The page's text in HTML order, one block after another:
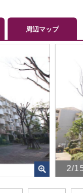
周辺マップ
2/
画